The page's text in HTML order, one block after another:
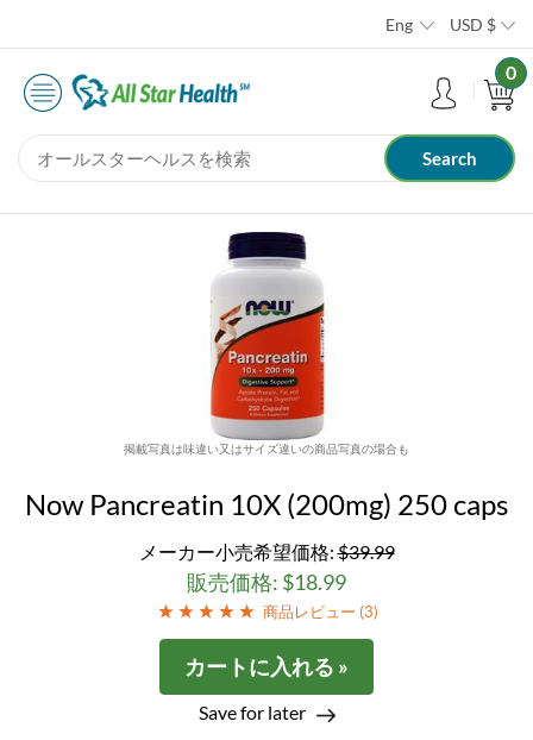
Eng USD $
0
掲載写真は味違い又はサイズ違いの商品写真の場合も
Now Pancreatin 10X (200mg) 250 caps
メーカー小売希望価格:$39.99
販売価格: $18.99
商品レビュー (3)
カートに入れる »
Save for later